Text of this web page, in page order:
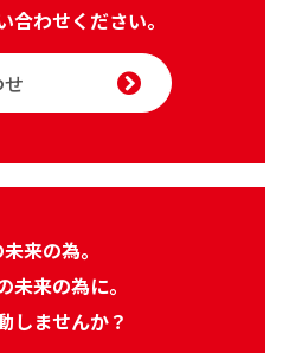
合わせください。
来の為。
未来の為に。
しませんか？